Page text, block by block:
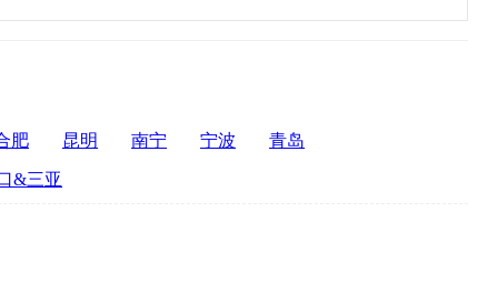
肥 昆明 南宁 宁波 青岛
&三亚